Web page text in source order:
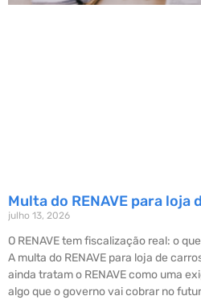
Multa do RENAVE para
julho 13, 2026
O RENAVE tem fiscalização real: o
A multa do RENAVE para loja de
ainda tratam o RENAVE como uma
algo que o governo vai cobrar no